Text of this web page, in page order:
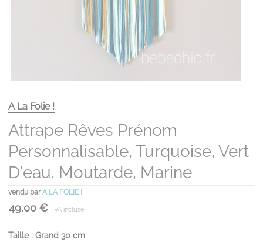
A La Folie !
Attrape Rêves Prénom
Personnalisable, Turquoise, Vert
D'eau, Moutarde, Marine
vendu parA LA FOLIE !
49,00 € TVA incluse
Taille : Grand 30 cm